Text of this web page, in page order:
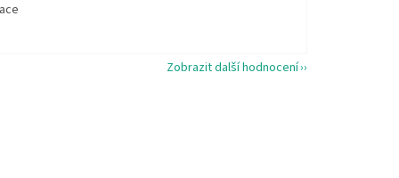
Zobrazit další hodnocení